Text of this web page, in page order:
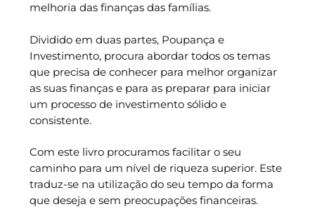
melhoria das finanças das famílias.
Dividido em duas partes, Poupança e
Investimento, procura abordar todos os temas
que precisa de conhecer para melhor organizar
as suas finanças e para as preparar para iniciar
um processo de investimento sólido e
consistente.
Com este livro procuramos facilitar o seu
caminho para um nível de riqueza superior. Este
traduz-se na utilização do seu tempo da forma
que deseja e sem preocupações financeiras.